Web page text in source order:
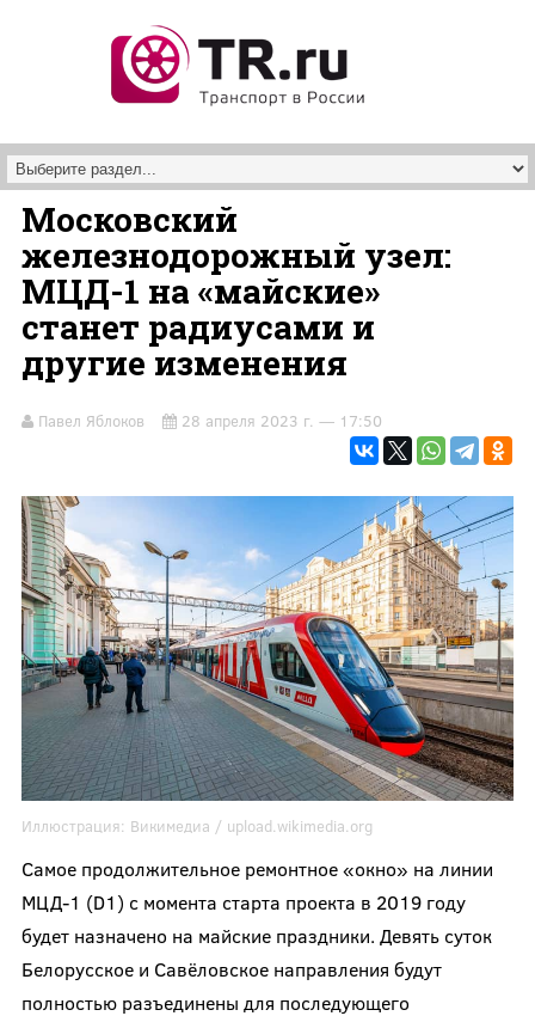
Московский
железнодорожный узел:
МЦД-1 на «майские»
станет радиусами и
другие изменения
Павел Яблоков 28 апреля 2023 г. — 17:50
Иллюстрация: Викимедиа / upload.wikimedia.org
Самое продолжительное ремонтное «окно» на линии
МЦД-1 (D1) с момента старта проекта в 2019 году
будет назначено на майские праздники. Девять суток
Белорусское и Савёловское направления будут
полностью разъединены для последующего